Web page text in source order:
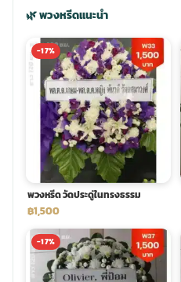
ดอกไม้งานศพ ปากคลองตลาด
ร้านดอกไม้งานศพ ใกล้ฉัน
ดอกไม้งานศพ ราคาถูก
จัดดอกไม้งานศพ ราคา
ดอกไม้งานศพ ออนไลน์
สั่งพวงหรีด ออนไลน์
ส่งพวงหรีด ด่วน กรุงเทพ
ร้านพวงหรีด กรุงเทพ ส่งฟรี
พวงหรีด ปากคลองตลาด ราคา
มรุ ออนไลน์
มรุ ส่งด่วน
น้าเมรุ กรุงเทพ
🌿 พวงหรีดแนะนำ
-17%
พวงหรีด วัดประดู่ในทรงธรรม
฿1,500
-17%